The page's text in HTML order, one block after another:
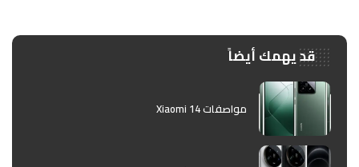
قد يهمك أيضاً
مواصفات Xiaomi 14